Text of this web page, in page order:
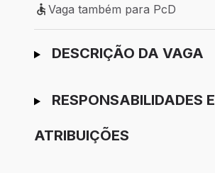
Vaga também para PcD
Vaga também para PcD
Ir para candidatura
DESCRIÇÃO DA VAGA
RESPONSABILIDADES E
ATRIBUIÇÕES